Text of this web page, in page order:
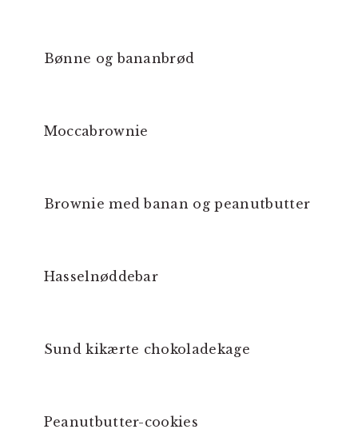
Bønne og bananbrød
Moccabrownie
Brownie med banan og peanutbutter
Hasselnøddebar
Sund kikærte chokoladekage
Peanutbutter-cookies